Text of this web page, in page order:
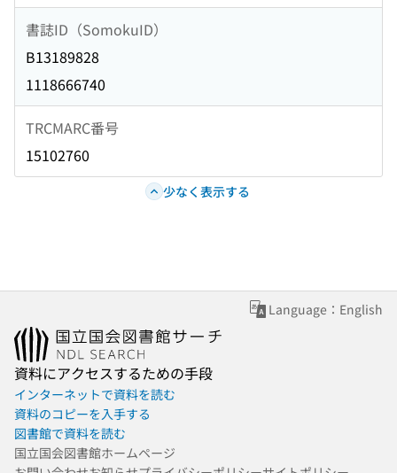
書誌ID（SomokuID）
B13189828
1118666740
TRCMARC番号
15102760
少なく表示する
Language：English
資料にアクセスするための手段
インターネットで資料を読む
資料のコピーを入手する
図書館で資料を読む
国立国会図書館ホームページ